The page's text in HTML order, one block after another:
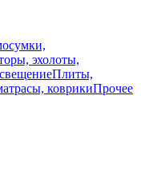
эхолоты,
Плиты,
коврикиПрочее